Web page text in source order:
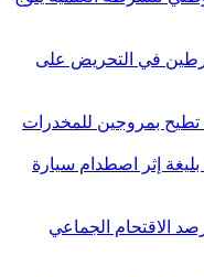
في التحريض على
تطيح بمروجين للمخدرات
إثر اصطدام سيارة
الاقتحام الجماعي